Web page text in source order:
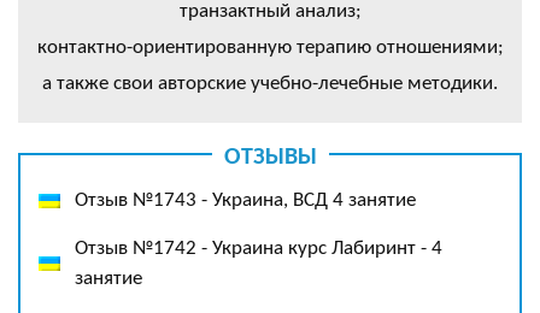
транзактный анализ;
контактно-ориентированную терапию отношениями;
а также свои авторские учебно-лечебные методики.
ОТЗЫВЫ
Отзыв №1743 - Украина, ВСД 4 занятие
Отзыв №1742 - Украина курс Лабиринт - 4
занятие